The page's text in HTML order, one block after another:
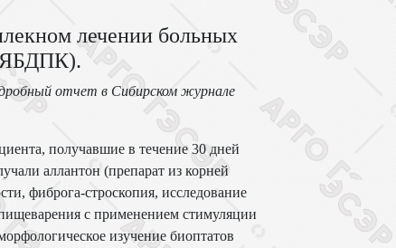
лечении больных
отчет в Сибирском журнале
получавшие в течение 30 дней
аллантон (препарат из корней
фиброга-строскопия, исследование
с применением стимуляции
изучение биоптатов